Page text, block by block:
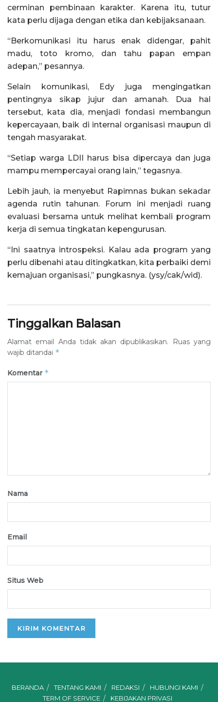
cerminan pembinaan karakter. Karena itu, tutur
kata perlu dijaga dengan etika dan kebijaksanaan.
“Berkomunikasi itu harus enak didengar, pahit
madu, toto kromo, dan tahu papan empan
adepan,” pesannya.
Selain komunikasi, Edy juga mengingatkan
pentingnya sikap jujur dan amanah. Dua hal
tersebut, kata dia, menjadi fondasi membangun
kepercayaan, baik di internal organisasi maupun di
tengah masyarakat.
“Setiap warga LDII harus bisa dipercaya dan juga
mampu mempercayai orang lain,” tegasnya.
Lebih jauh, ia menyebut Rapimnas bukan sekadar
agenda rutin tahunan. Forum ini menjadi ruang
evaluasi bersama untuk melihat kembali program
kerja di semua tingkatan kepengurusan.
“Ini saatnya introspeksi. Kalau ada program yang
perlu dibenahi atau ditingkatkan, kita perbaiki demi
kemajuan organisasi,” pungkasnya. (ysy/cak/wid).
Tinggalkan Balasan
Alamat email Anda tidak akan dipublikasikan.
Ruas yang
wajib ditandai *
Komentar *
Nama
Email
Situs Web
BERANDA TENTANG KAMI REDAKSI
HUBUNGI KAMI
TERM OF SERVICE
KEBIJAKAN PRIVASI